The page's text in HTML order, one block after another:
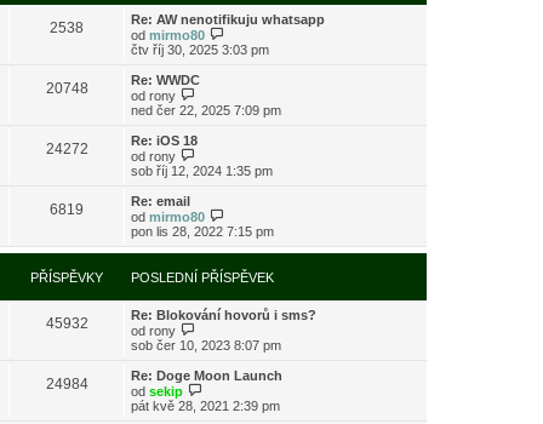
s
l
e
d
ř
í
ě
v
k
i
t
p
o
d
ř
í
p
ě
v
e
2538
Re: AW nenotifikuju whatsapp
od mirmo80
o
z
i
o
s
n
í
ř
s
p
ě
v
k
čtv říj 30, 2025 3:03 pm
20748
Re: WWDC
od rony
o
r
z
i
p
o
s
l
e
d
í
ř
s
p
ě
v
ned čer 22, 2025 7:09 pm
24272
Re: iOS 18
od rony
o
a
z
i
t
p
o
s
l
d
í
p
ř
í
sob říj 12, 2024 1:35 pm
6819
Re: email
od mirmo80
o
r
a
z
i
t
o
l
d
pon lis 28, 2022 7:15 pm
PŘÍSPĚVKY POSLEDNÍ PŘÍSPĚVEK
45932
Re: Blokování hovorů i sms?
od rony
o
r
a
z
sob čer 10, 2023 8:07 pm
24984
Re: Doge Moon Launch
od sekip
o
pát kvě 28, 2021 2:39 pm